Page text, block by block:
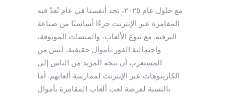
مع حلول عام ٢٠٢٥، نجد أنفسنا في عام تُعدّ فيه
المقامرة عبر الإنترنت جزءًا أساسيًا من صناعة
الترفيه. مع تنوع الألعاب، والمنصات الموثوقة،
واحتمالية الفوز بأموال حقيقية، ليس من
المستغرب أن يتجه المزيد من الناس إلى
الكازينوهات عبر الإنترنت لممارسة ألعابهم. أما
بالنسبة لفرصة لعب ألعاب المقامرة بأموال